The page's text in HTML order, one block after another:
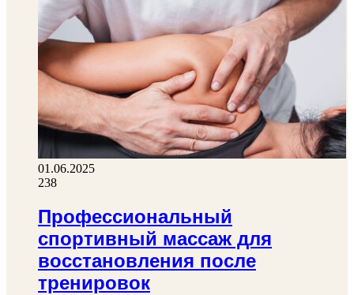
01.06.2025
238
Профессиональный
спортивный массаж для
восстановления после
тренировок